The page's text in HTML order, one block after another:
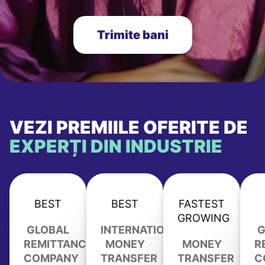
Trimite bani
VEZI PREMIILE OFERITE DE
EXPERȚI DIN INDUSTRIE
BEST
GLOBAL
REMITTANCE
COMPANY
BEST
INTERNATIONAL
MONEY
TRANSFER
FASTEST
GROWING
MONEY
TRANSFER